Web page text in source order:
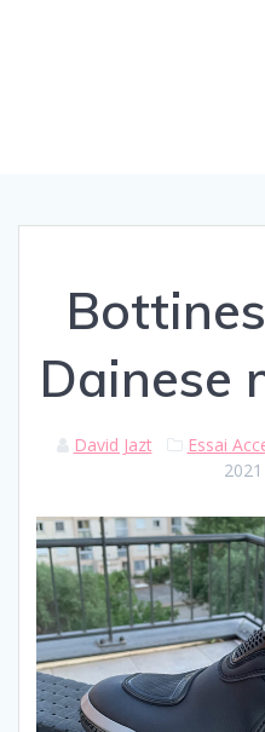
Dainese
David Jazt Essai
2021